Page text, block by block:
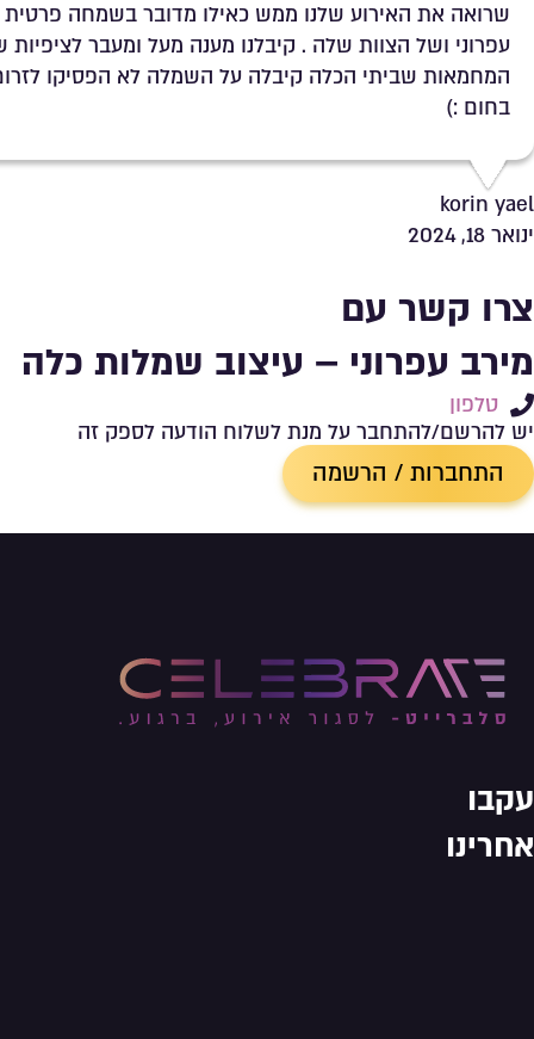
שרואה את האירוע שלנו ממש כאילו מדובר בשמחה
עפרוני ושל הצוות שלה . קיבלנו מענה מעל ומעבר לציפיות
המחמאות שביתי הכלה קיבלה על השמלה לא הפסיקו
בחום :)
korin yael
ינואר 18, 2024
צרו קשר עם
מירב עפרוני – עיצוב שמלות כלה
טלפון
יש להרשם/להתחבר על מנת לשלוח הודעה לספק זה
התחברות / הרשמה
עקבו
אחרינו